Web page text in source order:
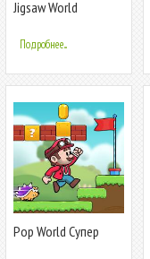
Jigsaw World
Подробнее...
Pop World Супер